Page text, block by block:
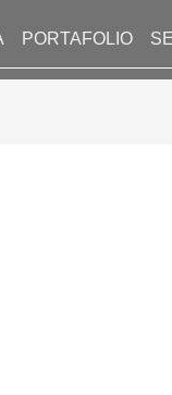
PORTAFOLIO